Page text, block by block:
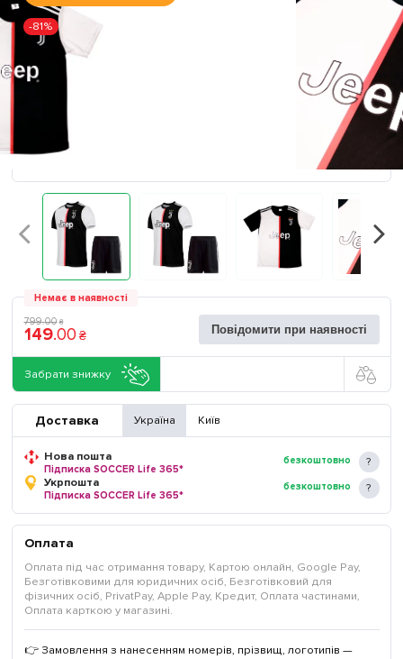
-81%
Немає в наявності
799.00 ₴
149.00 ₴ Повідомити при наявності
Забрати знижку
Доставка Україна Київ
Нова пошта
Підписка SOCCER Life 365*
безкоштовно
Укрпошта
Підписка SOCCER Life 365*
безкоштовно
Оплата
Оплата під час отримання товару, Картою онлайн, Google Pay,
Безготівковими для юридичних осіб, Безготівковий для
фізичних осіб, PrivatPay, Apple Pay, Кредит, Оплата частинами,
Оплата карткою у магазині.
👉 Замовлення з нанесенням номерів, прізвищ, логотипів —